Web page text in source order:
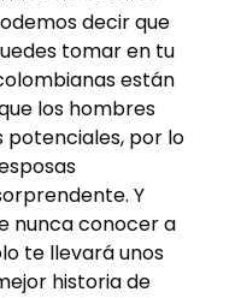
decir que
tomar en tu
están
los hombres
potenciales, por lo
Y
nunca conocer a
te llevará unos
historia de